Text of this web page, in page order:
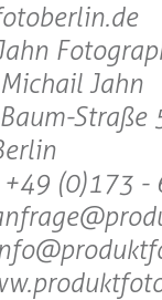
Jahn
Straße
+49 (0)173 -